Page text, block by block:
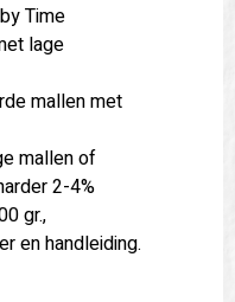
Time
lage
mallen met
mallen of
2-4%
gr.,
en handleiding.